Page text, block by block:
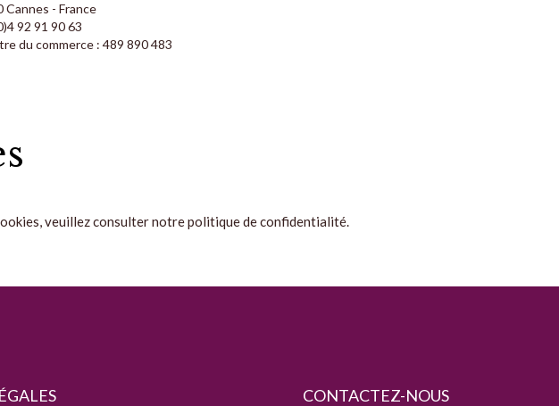
Cannes - France
92 91 90 63
du commerce : 489 890 483
veuillez consulter notrepolitique de confidentialité.
CONTACTEZ-NOUS